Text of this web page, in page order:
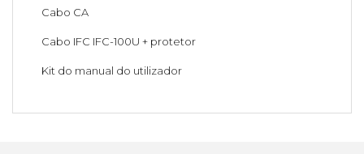
Cabo CA
Cabo IFC IFC-100U + protetor
Kit do manual do utilizador